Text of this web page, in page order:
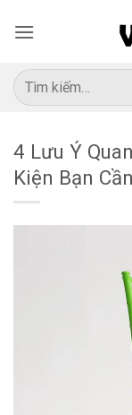
qua
dung
Tìm
kiếm:
4 Lưu Ý
Kiện Bạn